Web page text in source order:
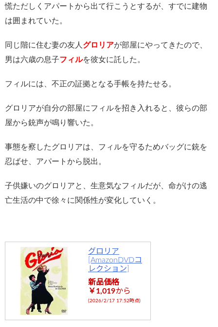
慌ただしくアパートから出て行こうとするが、すでに建物
は囲まれていた。
同じ階に住む妻の友人 グロリアが部屋にやってきたので、
男は六歳の息子フィルを彼女に託した。
フィルには、不正の証拠となる手帳を持たせる。
グロリアが自分の部屋にフィルを招き入れると、彼らの部
屋から銃声が鳴り響いた。
事態を察したグロリアは、フィルを守るためバッグに銃を
忍ばせ、アパートから脱出。
子供嫌いのグロリアと、生意気なフィルだが、命がけの逃
亡生活の中で徐々に関係性が変化していく。
グロリア
[AmazonDVDコ
レクション]
新品価格
￥1,019から
(2026/2/17 17:52時点)